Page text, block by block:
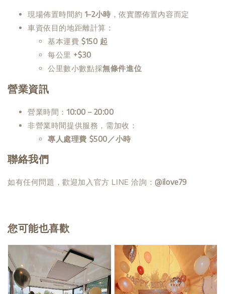
現場佈置時間約 1–2小時 ，依實際佈置內容而定
車資依目的地距離計算：
基本運費 $150 起
每公里 +$30
公里數小數點採無條件進位
營業資訊
營業時間： 10:00－20:00
非營業時間提供服務，需加收：
專人處理費 $500／小時
聯絡我們
如有任何問題，歡迎加入官方 LINE 洽詢：@ilove79
您可能也喜歡